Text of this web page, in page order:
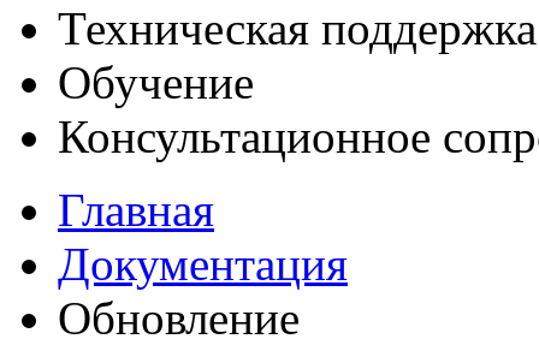
Техническая
Обучение
Консультационное
Главная
Документация
Обновление